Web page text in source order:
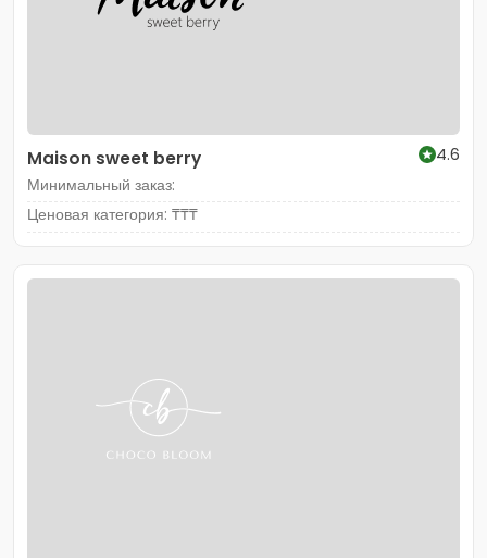
Maison sweet berry
4.6
Минимальный заказ:
Ценовая категория: ₸₸₸